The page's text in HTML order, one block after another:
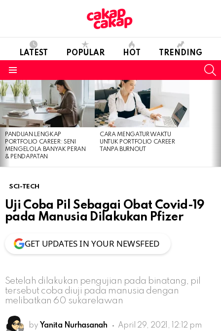
LATEST POPULAR HOT TRENDING
LATEST
STORIES
PANDUAN LENGKAP
PORTFOLIO CAREER: SENI
MENGELOLA BANYAK PERAN
& PENDAPATAN
CARA MENGATUR WAKTU
UNTUK PORTFOLIO CAREER
TANPA BURNOUT
SCI-TECH
Uji Coba Pil Sebagai Obat Covid-19
pada Manusia Dilakukan Pfizer
GET UPDATES IN YOUR NEWSFEED
Setelah dilakukan pengujian pada binatang, pil
tersebut coba diuji pada manusia dengan
melibatkan 60 sukarelawan
by Yanita Nurhasanah April 29, 2021, 12:12 pm